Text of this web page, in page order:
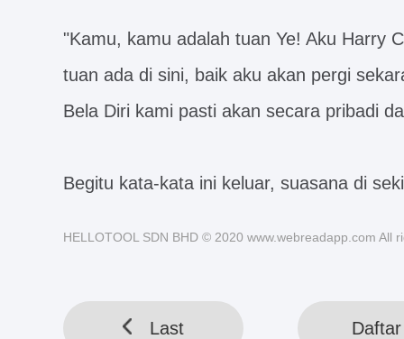
"Kamu, kamu adalah tuan Ye! Aku Harry
tuan ada di sini, baik aku akan pergi
Bela Diri kami pasti akan secara pribadi
Begitu kata-kata ini keluar, suasana di
HELLOTOOL SDN BHD © 2020 www.webreadapp.com All
Last